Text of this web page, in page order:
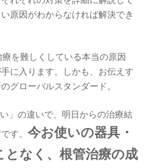
原因がわからなければ解決でき
を難しくしている本当の原因
に入ります。しかも、お伝えす
グローバルスタンダード。
」の違いで、明日からの治療結
す。今お使いの器具・
となく、根管治療の成